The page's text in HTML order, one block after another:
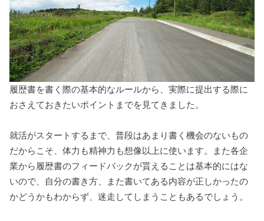
履歴書を書く際の基本的なルールから、実際に提出する際に
おさえておきたいポイントまでを見てきました。
就活がスタートするまで、普段はあまり書く機会のないもの
だからこそ、体力も精神力も想像以上に使います。また各企
業から履歴書のフィードバックが貰えることは基本的にはな
いので、自分の書き方、また書いてある内容が正しかったの
かどうかもわからず、迷走してしまうこともあるでしょう。